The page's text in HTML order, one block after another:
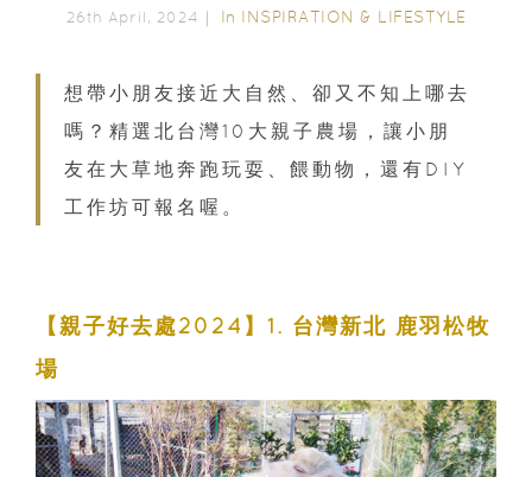
26th April, 2024｜ In INSPIRATION & LIFESTYLE
想帶小朋友接近大自然、卻又不知上哪去
嗎？精選北台灣10大親子農場，讓小朋
友在大草地奔跑玩耍、餵動物，還有DIY
工作坊可報名喔。
【親子好去處2024】1. 台灣新北 鹿羽松牧
場